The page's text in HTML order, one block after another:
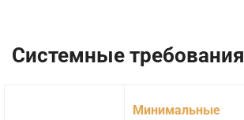
Системные требования
Минимальные